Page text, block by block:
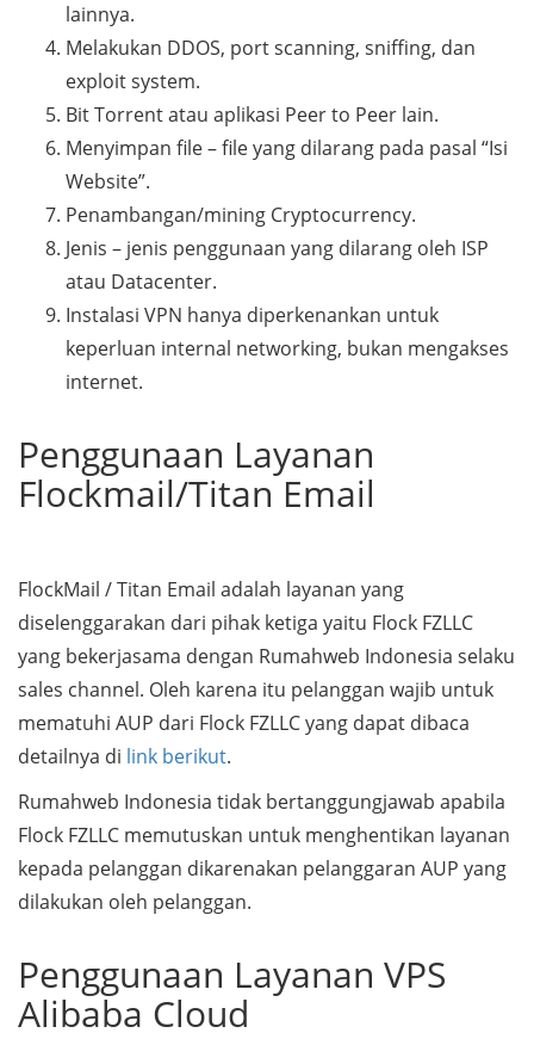
lainnya.
Melakukan DDOS, port scanning, sniffing, dan
exploit system.
Bit Torrent atau aplikasi Peer to Peer lain.
Menyimpan file – file yang dilarang pada pasal “Isi
Website”.
Penambangan/mining Cryptocurrency.
Jenis – jenis penggunaan yang dilarang oleh ISP
atau Datacenter.
Instalasi VPN hanya diperkenankan untuk
keperluan internal networking, bukan mengakses
internet.
Penggunaan Layanan
Flockmail/Titan Email
FlockMail / Titan Email adalah layanan yang
diselenggarakan dari pihak ketiga yaitu Flock FZLLC
yang bekerjasama dengan Rumahweb Indonesia selaku
sales channel. Oleh karena itu pelanggan wajib untuk
mematuhi AUP dari Flock FZLLC yang dapat dibaca
detailnya di link berikut.
Rumahweb Indonesia tidak bertanggungjawab apabila
Flock FZLLC memutuskan untuk menghentikan layanan
kepada pelanggan dikarenakan pelanggaran AUP yang
dilakukan oleh pelanggan.
Penggunaan Layanan VPS
Alibaba Cloud